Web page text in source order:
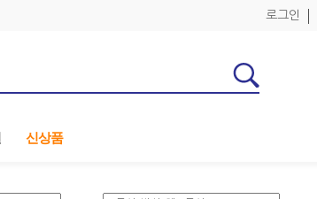
로그인
신상품